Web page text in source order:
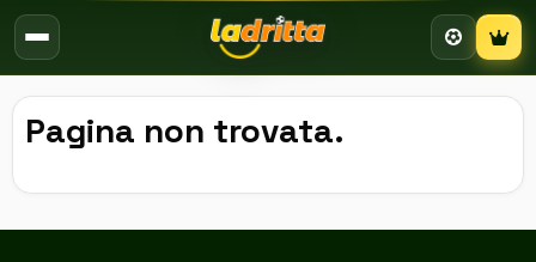
Pagina non trovata.